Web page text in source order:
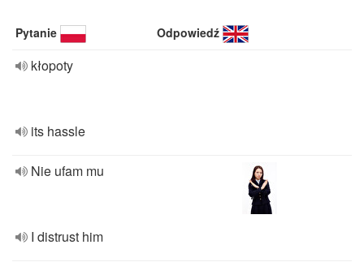
Pytanie Odpowiedź
kłopoty
its hassle
Nie ufam mu
I distrust him